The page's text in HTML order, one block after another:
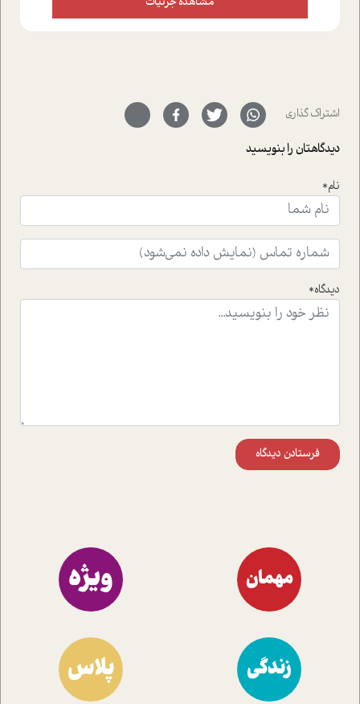
از دریچه های گوناگون به این موضوع مهم بپردازیم.فصل
حمیدرضا محتشمی که بیست و پنجمین سال فعالیت حرفه
ای خود را در حوزه ی کوچینگ، توسعه ی فردی و رهبری پشت
با رکاب زدن در بیش از هفتاد کشور و کاشتن درخت، به نماد
جذاب پرداخته است که عبارتند از جنبش آهستگی و نیز مقاله
ای که به زندگی شگفت انگیز جین گودال و تاثیرات کاوش های
ایشان در حوزه ی شامپانزه ها بر زندگی امروزی ما نگاهی
افکنده است.فصل اتاق 333 شما را پای صحبت یک تجربه ی
واقعی در ارتباط با اختلال شخصیت اسکزوئید و مشکلات و نیز
است.در فصل پایانی زیر ذره بین نیز همکاران ما تلاش کرده
اند تا در کنار مطالب سرگرمی و انگیزشی، شما را با بهترین و
اشتراک گذاری
دیدگاهتان را بنویسید
نام*
دیدگاه*
فرستادن دیدگاه
مهمان ویژه
زندگی پلاس